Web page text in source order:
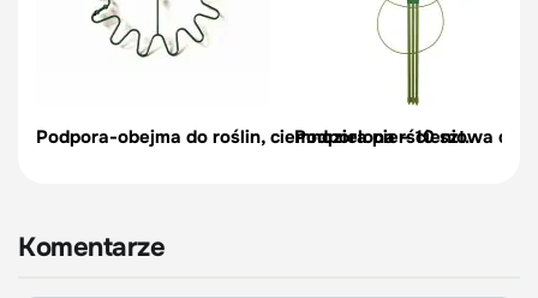
Podpora-obejma do roślin, ciemnozielona – 10 szt.
Podpora pierścieniowa do
Komentarze